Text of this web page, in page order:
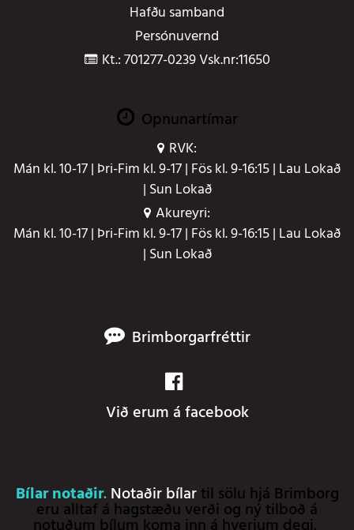
Hafðu samband
Persónuvernd
Kt.: 701277-0239 Vsk.nr:11650
Opnunartímar
RVK:
Mán kl. 10-17 | Þri-Fim kl. 9-17 | Fös kl. 9-16:15 | Lau Lokað
| Sun Lokað
Akureyri:
Mán kl. 10-17 | Þri-Fim kl. 9-17 | Fös kl. 9-16:15 | Lau Lokað
| Sun Lokað
Brimborgarfréttir
Við erum á facebook
Bílar notaðir. Notaðir bílartil sölu hjá Brimborg
eru alltaf á hagstæðu verði og ný tilboð á